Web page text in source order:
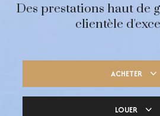
Des prestations haut de
clientèle
ACHETER
LOUER